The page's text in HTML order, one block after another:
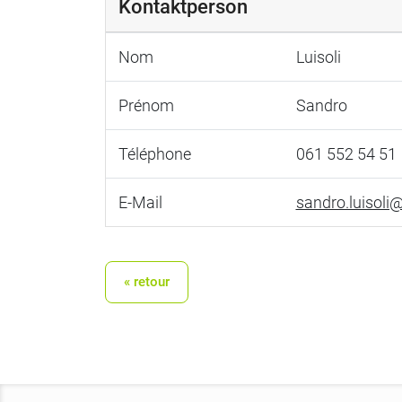
Kontaktperson
Nom Luisoli
Prénom Sandro
Téléphone 061 552 54 51
E-Mail
« retour